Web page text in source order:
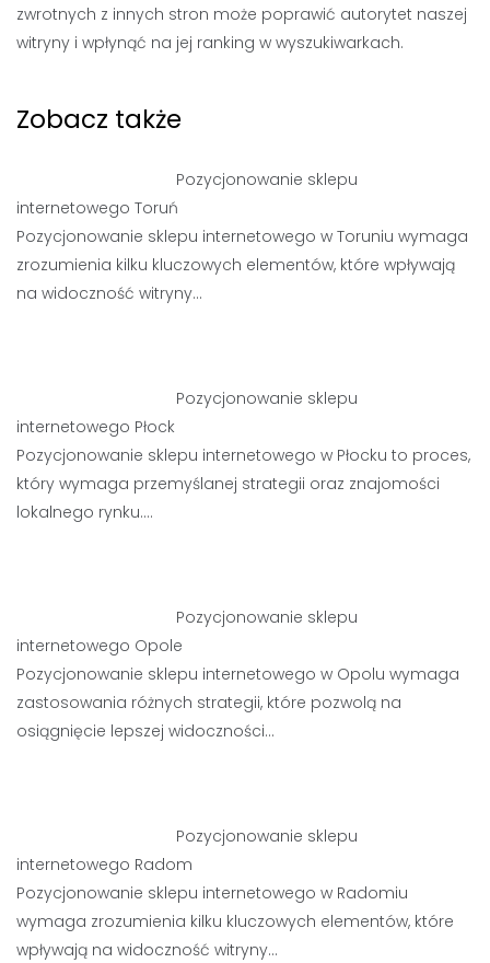
zwrotnych z innych stron może poprawić autorytet naszej
witryny i wpłynąć na jej ranking w wyszukiwarkach.
Zobacz także
Pozycjonowanie sklepu
internetowego Toruń
Pozycjonowanie sklepu internetowego w Toruniu wymaga
zrozumienia kilku kluczowych elementów, które wpływają
na widoczność witryny…
Pozycjonowanie sklepu
internetowego Płock
Pozycjonowanie sklepu internetowego w Płocku to proces,
który wymaga przemyślanej strategii oraz znajomości
lokalnego rynku.…
Pozycjonowanie sklepu
internetowego Opole
Pozycjonowanie sklepu internetowego w Opolu wymaga
zastosowania różnych strategii, które pozwolą na
osiągnięcie lepszej widoczności…
Pozycjonowanie sklepu
internetowego Radom
Pozycjonowanie sklepu internetowego w Radomiu
wymaga zrozumienia kilku kluczowych elementów, które
wpływają na widoczność witryny…